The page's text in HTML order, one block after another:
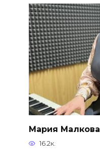
Мария Малкова
16.2к.